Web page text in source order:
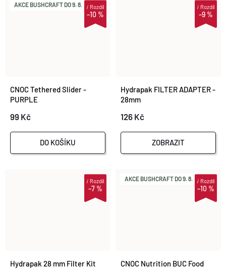
AKCE BUSHCRAFT DO 9. 8.
–10 %
iRozdíl
CNOC Tethered Slider -
PURPLE
99 Kč
DO KOŠÍKU
–9 %
iRozdíl
Hydrapak FILTER ADAPTER -
28mm
126 Kč
ZOBRAZIT
–7 %
iRozdíl
Hydrapak 28 mm Filter Kit
AKCE BUSHCRAFT DO 9. 8.
–10 %
iRozdíl
CNOC Nutrition BUC Food